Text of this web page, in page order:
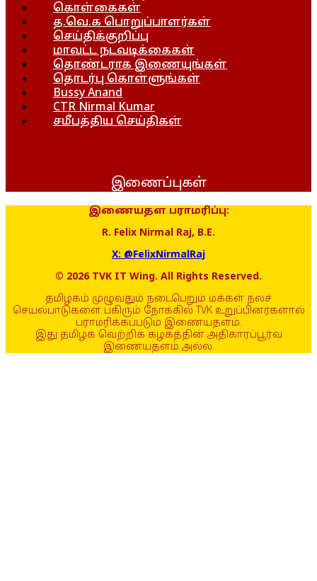
கொள்கைகள்
த.வெ.க பொறுப்பாளர்கள்
செய்திக்குறிப்பு
மாவட்ட நடவடிக்கைகள்
தொண்டராக இணையுங்கள்
தொடர்பு கொள்ளுங்கள்
Bussy Anand
CTR Nirmal Kumar
சமீபத்திய செய்திகள்
இணைப்புகள்
இணையதள பராமரிப்பு:
R. Felix Nirmal Raj, B.E.
X: @FelixNirmalRaj
© 2026 TVK IT Wing. All Rights Reserved.
தமிழகம் முழுவதும் நடைபெறும் மக்கள் நலச்
செயல்பாடுகளை பகிரும் நோக்கில் TVK உறுப்பினர்களால்
பராமரிக்கப்படும் இணையதளம்.
இது தமிழக வெற்றிக் கழகத்தின் அதிகாரப்பூர்வ
இணையதளம் அல்ல.